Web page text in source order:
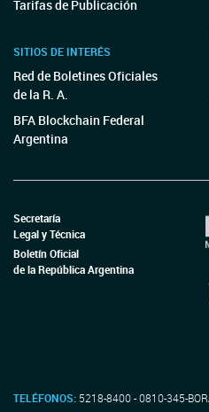
Tarifas de Publicación
SITIOS DE INTERÉS
Red de Boletines Oficiales
de la R. A.
BFA Blockchain Federal
Argentina
Secretaría
Legal y Técnica
Boletín Oficial
de la República Argentina
TELÉFONOS: 5218-8400 - 0810-345-